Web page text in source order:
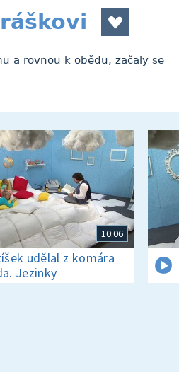
a rovnou k obědu, začaly se
10:06
udělal z komára
Jezinky